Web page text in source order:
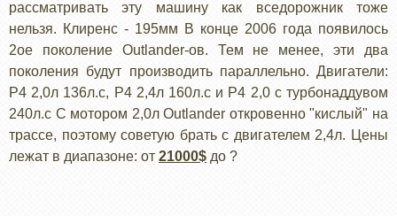
рассматривать эту машину как вседорожник тоже
нельзя. Клиренс - 195мм В конце 2006 года появилось
2ое поколение Outlander-ов. Тем не менее, эти два
поколения будут производить параллельно. Двигатели:
Р4 2,0л 136л.с, Р4 2,4л 160л.с и Р4 2,0 с турбонаддувом
240л.с С мотором 2,0л Outlander откровенно "кислый" на
трассе, поэтому советую брать с двигателем 2,4л. Цены
лежат в диапазоне: от 21000$ до ?